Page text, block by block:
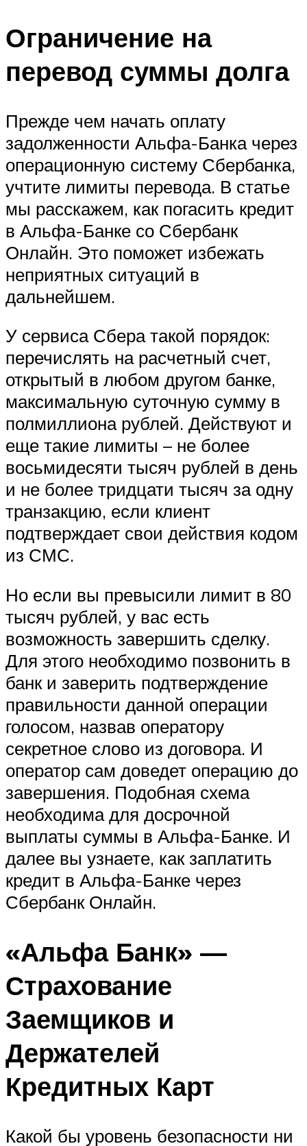
Ограничение на
перевод суммы долга
Прежде чем начать оплату
задолженности Альфа-Банка через
операционную систему Сбербанка,
учтите лимиты перевода. В статье
мы расскажем, как погасить кредит
в Альфа-Банке со Сбербанк
Онлайн. Это поможет избежать
неприятных ситуаций в
дальнейшем.
У сервиса Сбера такой порядок:
перечислять на расчетный счет,
открытый в любом другом банке,
максимальную суточную сумму в
полмиллиона рублей. Действуют и
еще такие лимиты – не более
восьмидесяти тысяч рублей в день
и не более тридцати тысяч за одну
транзакцию, если клиент
подтверждает свои действия кодом
из СМС.
Но если вы превысили лимит в 80
тысяч рублей, у вас есть
возможность завершить сделку.
Для этого необходимо позвонить в
банк и заверить подтверждение
правильности данной операции
голосом, назвав оператору
секретное слово из договора. И
оператор сам доведет операцию до
завершения. Подобная схема
необходима для досрочной
выплаты суммы в Альфа-Банке. И
далее вы узнаете, как заплатить
кредит в Альфа-Банке через
Сбербанк Онлайн.
«Альфа Банк» —
Страхование
Заемщиков и
Держателей
Кредитных Карт
Какой бы уровень безопасности ни